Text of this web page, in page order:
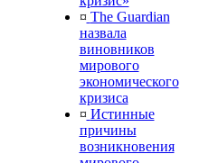
¤ The Guardian
назвала
виновников
мирового
экономического
кризиса
¤ Истинные
причины
возникновения